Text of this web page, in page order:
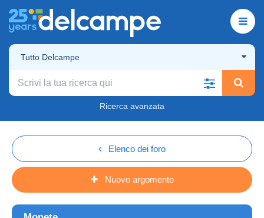
Tutto Delcampe
Ricerca avanzata
Elenco dei foro
Nuovo argomento